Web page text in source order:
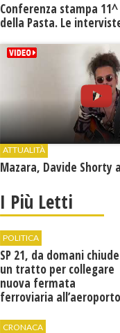
Conferenza stampa
della Pasta. Le
ATTUALITÀ
Mazara, Davide Shorty
I Più Letti
POLITICA
SP 21, da domani chiude
un tratto per collegare
nuova fermata
ferroviaria all’aeroporto
CRONACA